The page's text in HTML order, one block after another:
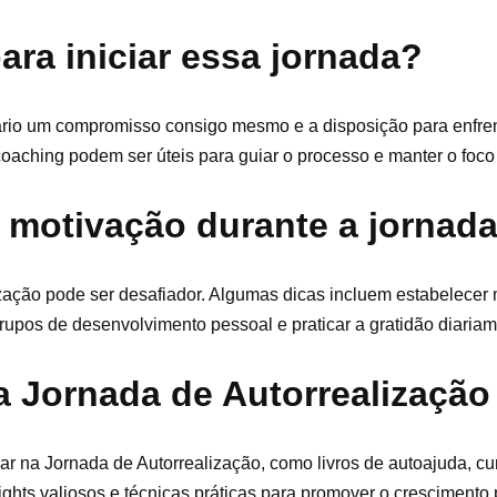
iniciar essa jornada?
um compromisso consigo mesmo e a disposição para
podem ser úteis para guiar o processo e manter o
durante a jornada
pode ser desafiador. Algumas dicas incluem estabelecer
de desenvolvimento pessoal e praticar a gratidão
Jornada de Autorrealização
na Jornada de Autorrealização, como livros de autoajuda,
valiosos e técnicas práticas para promover o crescimento